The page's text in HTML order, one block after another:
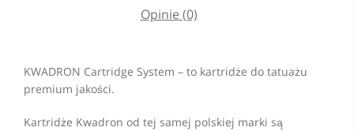
Opinie (0)
KWADRON Cartridge System – to kartridże do tatuażu
premium jakości.
Kartridże Kwadron od tej samej polskiej marki są